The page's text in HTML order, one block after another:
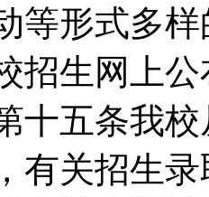
动等形式
招生网上
五条我校
有关招生